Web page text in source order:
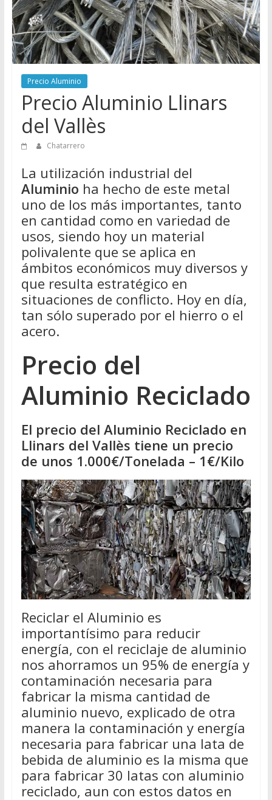
de
Chatarreros
para
vender
Chatarra
Precio Aluminio
Precio Aluminio Llinars
del Vallès
Chatarrero
La utilización industrial del
Aluminio ha hecho de este metal
uno de los más importantes, tanto
en cantidad como en variedad de
usos, siendo hoy un material
polivalente que se aplica en
ámbitos económicos muy diversos y
que resulta estratégico en
situaciones de conflicto. Hoy en día,
tan sólo superado por el hierro o el
acero.
Precio del
Aluminio Reciclado
El precio del Aluminio Reciclado en
Llinars del Vallès tiene un precio
de unos 1.000€/Tonelada – 1€/Kilo
Reciclar el Aluminio es
importantísimo para reducir
energía, con el reciclaje de aluminio
nos ahorramos un 95% de energía y
contaminación necesaria para
fabricar la misma cantidad de
aluminio nuevo, explicado de otra
manera la contaminación y energía
necesaria para fabricar una lata de
bebida de aluminio es la misma que
para fabricar 30 latas con aluminio
reciclado, aun con estos datos en